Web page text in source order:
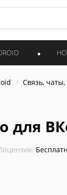
Связь,
для